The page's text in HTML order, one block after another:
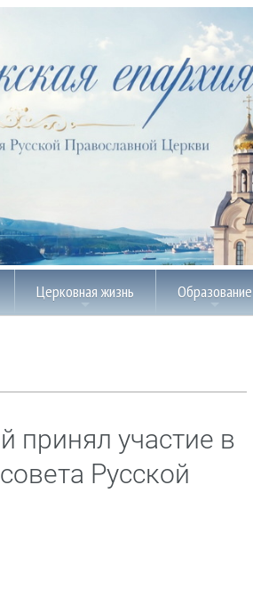
Церковная жизнь Образование
принял участие в
Русской